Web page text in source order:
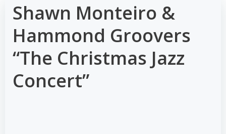
Shawn Monteiro &
Hammond Groovers
“The Christmas Jazz
Concert”